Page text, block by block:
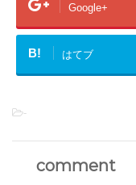
Google+
B! はてブ
-
comment